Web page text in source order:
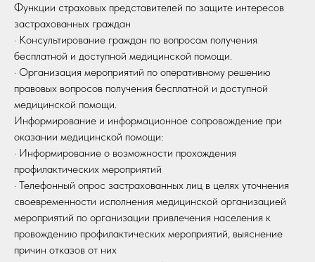
Функции страховых представителей по защите интересов
застрахованных граждан
· Консультирование граждан по вопросам получения
бесплатной и доступной медицинской помощи.
· Организация мероприятий по оперативному решению
правовых вопросов получения бесплатной и доступной
медицинской помощи.
Информирование и информационное сопровождение при
оказании медицинской помощи:
· Информирование о возможности прохождения
профилактических мероприятий
· Телефонный опрос застрахованных лиц в целях уточнения
своевременности исполнения медицинской организацией
мероприятий по организации привлечения населения к
провождению профилактических мероприятий, выяснение
причин отказов от них